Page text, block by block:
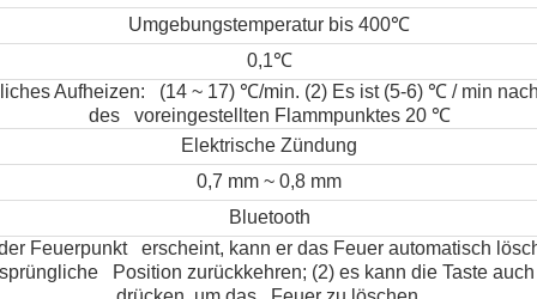
Umgebungstemperatur bis 400℃
0,1℃
Aufheizen: (14 ~ 17) ℃/min. (2) Es ist (5-6) ℃/ min
des voreingestellten Flammpunktes 20 ℃
Elektrische Zündung
0,7 mm ~ 0,8 mm
Bluetooth
Feuerpunkt erscheint, kann er das Feuer automatisch
Position zurückkehren; (2) es kann die Taste